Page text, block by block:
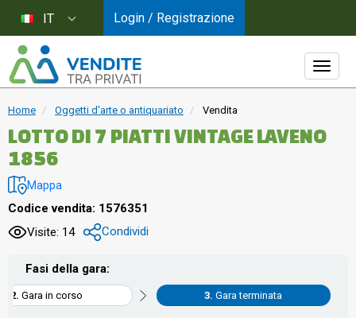
Home Oggetti d'arte o antiquariato Vendita
LOTTO DI 7 PIATTI VINTAGE LAVENO
1856
Mappa
Codice vendita: 1576351
Visite: 14
Condividi
Fasi della gara:
Gara in corso Gara terminata
IT Login / Registrazione